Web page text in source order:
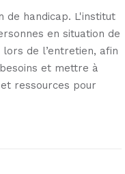
de handicap. L'institut
en situation de
de l’entretien, afin
et mettre à
ressources pour